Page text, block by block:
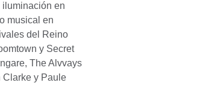
en
musical en
del Reino
y Secret
The Alvvays
Clarke y Paule